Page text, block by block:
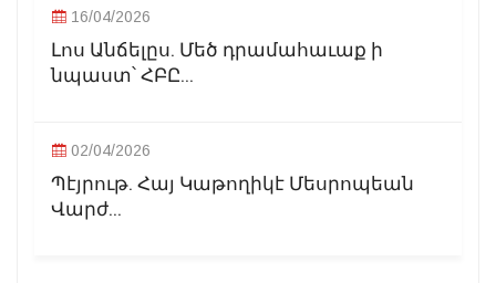
16/04/2026
Լոս Անճելըս. Մեծ դրամահաւաք ի
նպաստ՝ ՀԲԸ...
02/04/2026
Պէյրութ. Հայ Կաթողիկէ Մեսրոպեան
Վարժ...